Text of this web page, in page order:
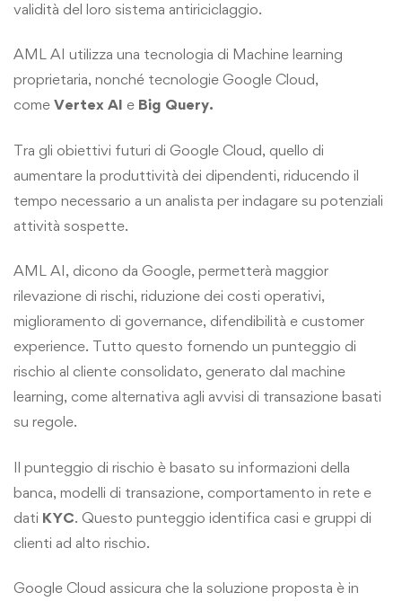
validità del loro sistema antiriciclaggio.
AML AI utilizza una tecnologia di Machine learning
proprietaria, nonché tecnologie Google Cloud,
come Vertex AI e Big Query.
Tra gli obiettivi futuri di Google Cloud, quello di
aumentare la produttività dei dipendenti, riducendo il
tempo necessario a un analista per indagare su potenziali
attività sospette.
AML AI, dicono da Google, permetterà maggior
rilevazione di rischi, riduzione dei costi operativi,
miglioramento di governance, difendibilità e customer
experience. Tutto questo fornendo un punteggio di
rischio al cliente consolidato, generato dal machine
learning, come alternativa agli avvisi di transazione basati
su regole.
Il punteggio di rischio è basato su informazioni della
banca, modelli di transazione, comportamento in rete e
dati KYC. Questo punteggio identifica casi e gruppi di
clienti ad alto rischio.
Google Cloud assicura che la soluzione proposta è in